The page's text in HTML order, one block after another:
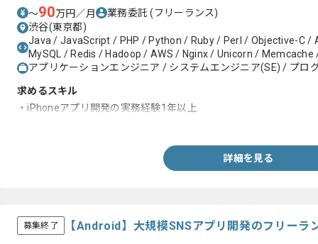
〜90万円／月 業務委託(フリーランス)
渋谷(東京都)
Java / JavaScript / PHP / Python / Ruby / Perl / Objective-C /
MySQL / Redis / Hadoop / AWS / Nginx / Unicorn / Memcache
アプリケーションエンジニア / システムエンジニア(SE) / プロ
求めるスキル
・iPhoneアプリ開発の実務経験1年以上
詳細を見る
募集終了 【Android】大規模SNSアプリ開発のフリーラ